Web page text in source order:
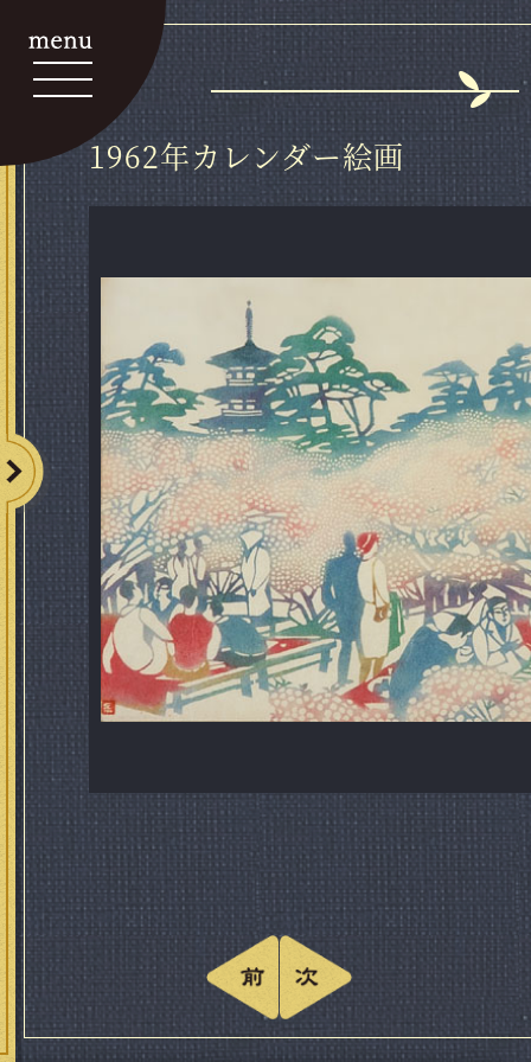
1962年カレンダー絵画